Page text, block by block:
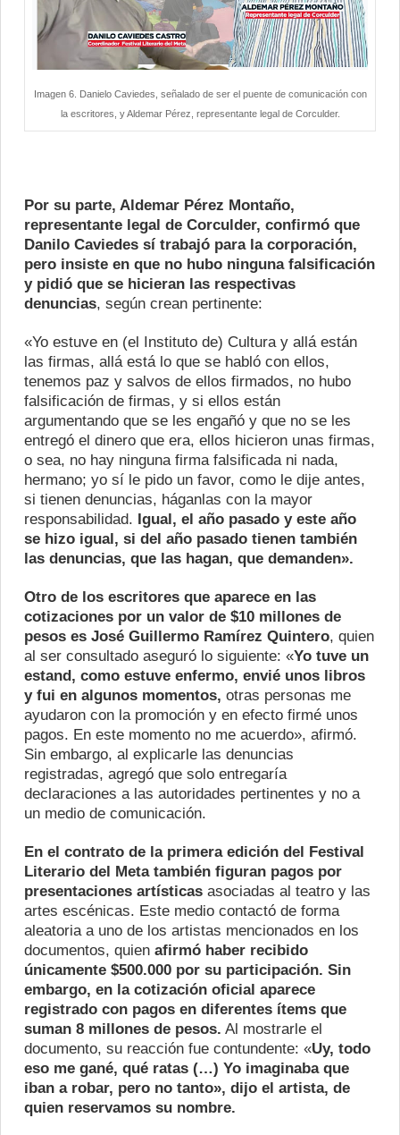
Imagen 6. Danielo Caviedes, señalado de ser el puente de comunicación con
la escritores, y Aldemar Pérez, representante legal de Corculder.
Por su parte, Aldemar Pérez Montaño,
representante legal de Corculder, confirmó que
Danilo Caviedes sí trabajó para la corporación,
pero insiste en que no hubo ninguna falsificación
y pidió que se hicieran las respectivas
denuncias, según crean pertinente:
«Yo estuve en (el Instituto de) Cultura y allá están
las firmas, allá está lo que se habló con ellos,
tenemos paz y salvos de ellos firmados, no hubo
falsificación de firmas, y si ellos están
argumentando que se les engañó y que no se les
entregó el dinero que era, ellos hicieron unas firmas,
o sea, no hay ninguna firma falsificada ni nada,
hermano; yo sí le pido un favor, como le dije antes,
si tienen denuncias, háganlas con la mayor
responsabilidad. Igual, el año pasado y este año
se hizo igual, si del año pasado tienen también
las denuncias, que las hagan, que demanden».
Otro de los escritores que aparece en las
cotizaciones por un valor de $10 millones de
pesos es José Guillermo Ramírez Quintero, quien
al ser consultado aseguró lo siguiente: «Yo tuve un
estand, como estuve enfermo, envié unos libros
y fui en algunos momentos, otras personas me
ayudaron con la promoción y en efecto firmé unos
pagos. En este momento no me acuerdo», afirmó.
Sin embargo, al explicarle las denuncias
registradas, agregó que solo entregaría
declaraciones a las autoridades pertinentes y no a
un medio de comunicación.
En el contrato de la primera edición del Festival
Literario del Meta también figuran pagos por
presentaciones artísticas asociadas al teatro y las
artes escénicas. Este medio contactó de forma
aleatoria a uno de los artistas mencionados en los
documentos, quien afirmó haber recibido
únicamente $500.000 por su participación. Sin
embargo, en la cotización oficial aparece
registrado con pagos en diferentes ítems que
suman 8 millones de pesos. Al mostrarle el
documento, su reacción fue contundente: «Uy, todo
eso me gané, qué ratas (…) Yo imaginaba que
iban a robar, pero no tanto», dijo el artista, de
quien reservamos su nombre.